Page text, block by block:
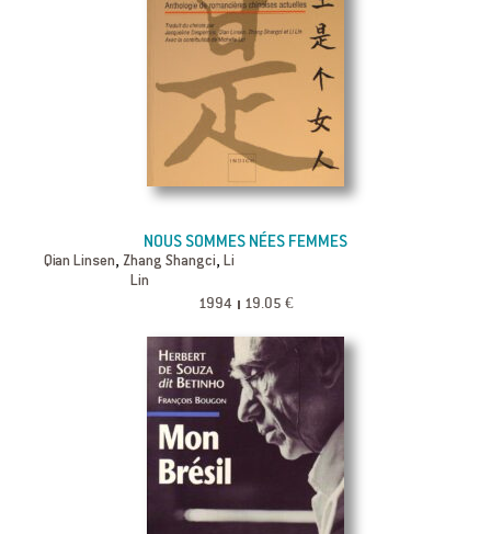
NOUS SOMMES NÉES FEMMES
Qian Linsen, Zhang Shangci, Li
Lin
1994 19.05 €